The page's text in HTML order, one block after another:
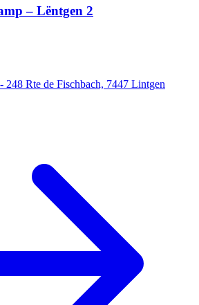
– Lëntgen 2
248 Rte de Fischbach, 7447 Lintgen